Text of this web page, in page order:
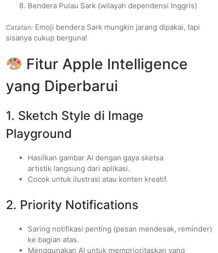
Bendera Pulau Sark (wilayah dependensi Inggris)
Catatan: Emoji bendera Sark mungkin jarang dipakai, tapi
sisanya cukup berguna!
Fitur Apple Intelligence
yang Diperbarui
1. Sketch Style di Image
Playground
Hasilkan gambar AI dengan gaya sketsa
artistik langsung dari aplikasi.
Cocok untuk ilustrasi atau konten kreatif.
2. Priority Notifications
Saring notifikasi penting (pesan mendesak, reminder)
ke bagian atas.
Menggunakan AI untuk memprioritaskan yang